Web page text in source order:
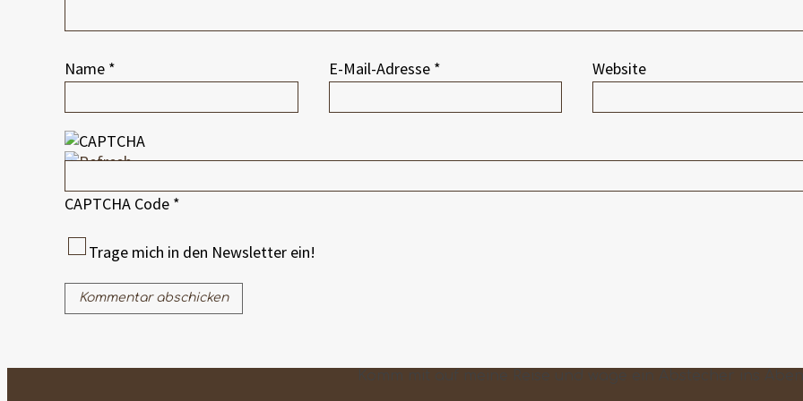
Name * E-Mail-Adresse * Website
CAPTCHA Code *
Trage mich in den Newsletter ein!